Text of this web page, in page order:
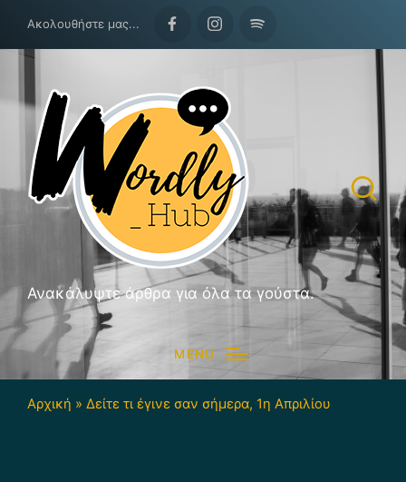
Ακολουθήστε μας...
FacebookInstagramSpotify
Ανακάλυψτε άρθρα για όλα τα γούστα.
MENU
Αρχική » Δείτε τι έγινε σαν σήμερα, 1η Απριλίου